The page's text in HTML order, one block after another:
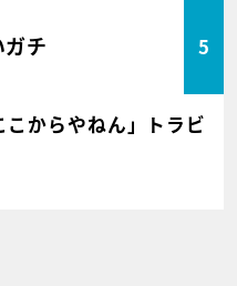
チ 5
からやねん」トラビ